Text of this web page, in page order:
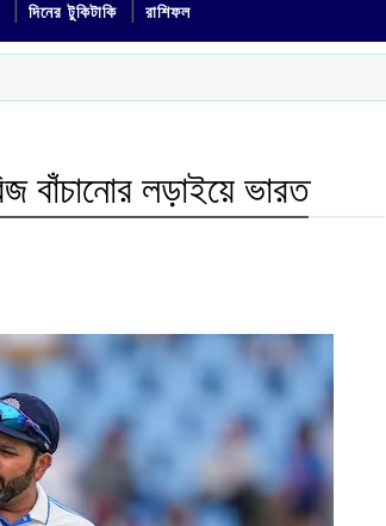
দিনের টুকিটাকি রাশিফল
বাঁচানোর লড়াইয়ে ভারত